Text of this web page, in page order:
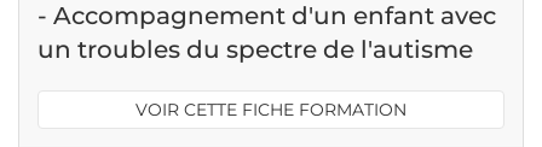
- Accompagnement d'un enfant avec
un troubles du spectre de l'autisme
VOIR CETTE FICHE FORMATION